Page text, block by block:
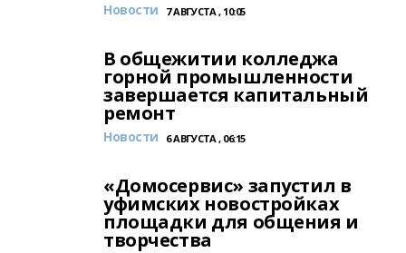
Новости 7 АВГУСТА , 10:05
В общежитии колледжа
горной промышленности
завершается капитальный
ремонт
Новости 6 АВГУСТА , 06:15
«Домосервис» запустил в
уфимских новостройках
площадки для общения и
творчества